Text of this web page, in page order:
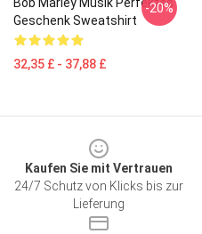
Geschenk Sweatshirt
32,35 £ - 37,88 £
-20%
Kaufen Sie mit Vertrauen
24/7 Schutz von Klicks bis zur
Lieferung